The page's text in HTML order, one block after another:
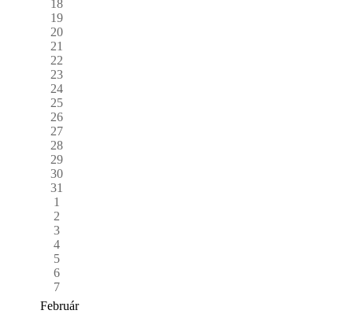
18
19
20
21
22
23
24
25
26
27
28
29
30
31
1
2
3
4
5
6
7
Február